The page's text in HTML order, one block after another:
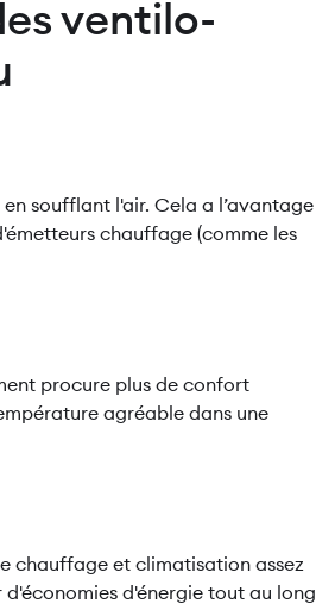
ventilo-
soufflant l'air. Cela a l’avantage
chauffage (comme les
procure plus de confort
agréable dans une
chauffage et climatisation assez
d'énergie tout au long